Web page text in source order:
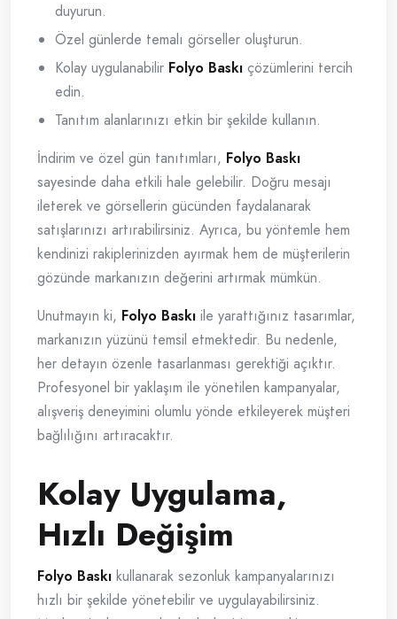
duyurun.
Özel günlerde temalı görseller oluşturun.
Kolay uygulanabilir Folyo Baskı çözümlerini tercih
edin.
Tanıtım alanlarınızı etkin bir şekilde kullanın.
İndirim ve özel gün tanıtımları, Folyo Baskı
sayesinde daha etkili hale gelebilir. Doğru mesajı
ileterek ve görsellerin gücünden faydalanarak
satışlarınızı artırabilirsiniz. Ayrıca, bu yöntemle hem
kendinizi rakiplerinizden ayırmak hem de müşterilerin
gözünde markanızın değerini artırmak mümkün.
Unutmayın ki, Folyo Baskı ile yarattığınız tasarımlar,
markanızın yüzünü temsil etmektedir. Bu nedenle,
her detayın özenle tasarlanması gerektiği açıktır.
Profesyonel bir yaklaşım ile yönetilen kampanyalar,
alışveriş deneyimini olumlu yönde etkileyerek müşteri
bağlılığını artıracaktır.
Kolay Uygulama,
Hızlı Değişim
Folyo Baskı kullanarak sezonluk kampanyalarınızı
hızlı bir şekilde yönetebilir ve uygulayabilirsiniz.